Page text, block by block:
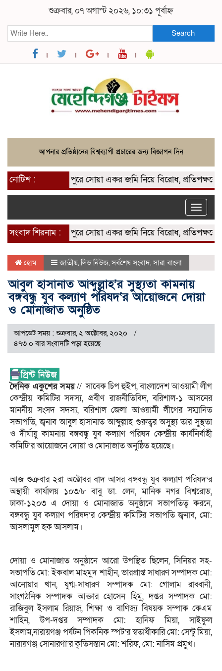
শুক্রবার, ০৭ অগাস্ট ২০২৬, ১০:৩১ পূর্বাহ্ন
Search
নোটিশ : চানপুরে সোয়া একর জমি নিয়ে বিরোধ, প্রতিপক্ষকে
Toggle
সংবাদ শিরনাম :চানপুরে সোয়া একর জমি নিয়ে বিরোধ, প্রতিপক্ষকে
হোম জাতীয়,লিড নিউজ,সর্বশেষ সংবাদ,সারা বাংলা
আবুল হাসানাত আব্দুল্লাহ’র সুস্থ্যতা কামনায়
বঙ্গবন্ধু যুব কল্যাণ পরিষদ‘র আয়োজনে দোয়া
ও মোনাজাত অনুষ্ঠিত
আপডেট সময় : শুক্রবার, ২ অক্টোবর, ২০২০
৪৭৩ ০ বার সংবাদটি পড়া হয়েছে
দৈনিক একুশের সময়// সাবেক চিপ হুইপ, বাংলাদেশ আওয়ামী লীগ
কেন্দ্রীয় কমিটির সদস্য, প্রবীণ রাজনীতিবিদ, বরিশাল-১ আসনের
মাননীয় সংসদ সদস্য, বরিশাল জেলা আওয়ামী লীগের সম্মানিত
সভাপতি, জ্বনাব আবুল হাসানাত আব্দুল্লাহ গুরুত্বর অসুস্থ্য তার সুস্থতা
ও দীর্ঘায়ু কামনায় বঙ্গবন্ধু যুব কল্যাণ পরিষদ কেন্দ্রীয় কার্যনির্বাহী
কমিটি’র আয়োজনে দোয়া ও মোনাজাত অনুষ্ঠিত হয়েছে।
আজ শুক্রবার ২রা অক্টোবর বাদ আসর বঙ্গবন্ধু যুব কল্যাণ পরিষদ‘র
অস্থায়ী কার্যালয় ১০৩/৮ বাবু ডা. লেন, মানিক নগর বিশ্বরোড,
ঢাকা-১২০৩ এ দোয়া ও মোনাজাত অনুষ্ঠানে সভাপতিত্ব করনে,
বঙ্গবন্ধু যুব কল্যাণ পরিষদ‘র কেন্দ্রীয় কমিটির সভাপতি জ্বনাব, মো:
আসলামুল হক আসলাম।
দোয়া ও মোনাজাত অনুষ্ঠানে আরো উপস্থিত ছিলেন, সিনিয়র সহ-
সভাপতি মো: ইকবাল মাহমুদ শাহীন, ভারপ্রাপ্ত সাধারণ সম্পাদক মো:
আনোয়ার খান, যুগ্ম-সাধারণ সম্পাদক মো: গোলাম রাব্বানী,
সাংগঠনিক সম্পাদক আক্তার হোসেন হিমু, দপ্তর সম্পাদক মো:
রাজিবুল ইসলাম রিয়াজ, শিক্ষা ও বাণিজ্য বিষয়ক সম্পাক কেএম
শাহিন, উপ-দপ্তর সম্পাদক মো: হানিফ মিয়া, সাইফুল
ইসলাম,নারায়গঞ্জ পর্যটন পিকনিক স্পট’র স্বতাধীকারি মো: সেন্টু মিয়া,
নারায়গঞ্জ সোনারগা’র কৃতিসন্তান মো: শরিফ, মো: নাসিম প্রমুখ।